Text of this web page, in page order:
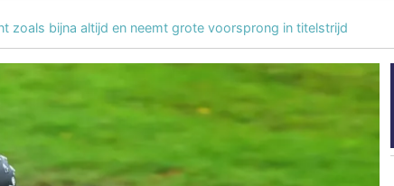
zoals bijna altijd en neemt grote voorsprong in titelstrijd